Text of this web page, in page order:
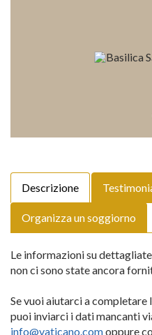
Descrizione
Organizza un soggiorno
Le informazioni su
non ci sono state ancora
Se vuoi aiutarci a completare
puoi inviarci i dati mancanti
info@vaticano.comoppure